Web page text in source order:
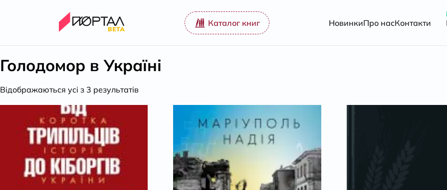
Каталог книг НовинкиПро насКонтакти
Голодомор в Україні
Відображаються усі з 3 результатівВідсортовано
популярністю